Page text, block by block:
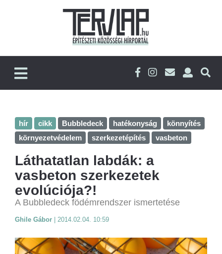
hír cikk Bubbledeck hatékonyság
könnyítés
környezetvédelem
szerkezetépítés vasbeton
Láthatatlan labdák: a
vasbeton szerkezetek
evolúciója?!
A Bubbledeck födémrendszer ismertetése
Ghile Gábor 2014.02.04. 10:59